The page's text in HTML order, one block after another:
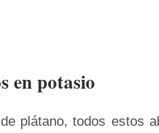
en potasio
plátano, todos estos